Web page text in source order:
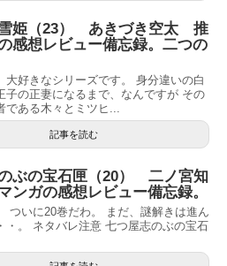
姫（23） あきづき空太 推
感想レビュー備忘録。二つの
大好きなシリーズです。 身分違いの白
子の正妻になるまで、なんですが その
である木々とミツヒ...
記事を読む
ぶの宝石匣（20） 二ノ宮知
ガの感想レビュー備忘録。
ついに20巻だわ。 まだ、謎解きは進ん
・。 ネタバレ注意 七つ屋志のぶの宝石